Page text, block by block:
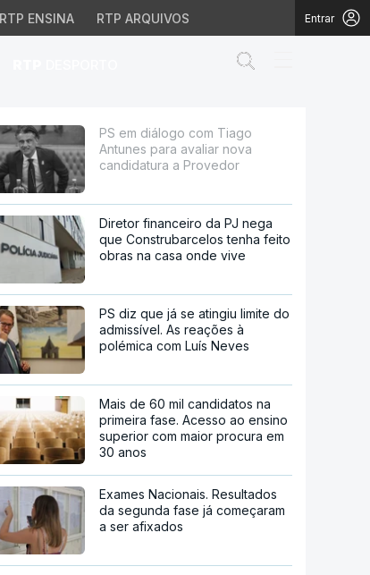
RTP ENSINA RTP ARQUIVOS Entrar
nova candidatura
PS em diálogo com Tiago
Antunes para avaliar nova
candidatura a Provedor
Diretor financeiro da PJ nega
que Construbarcelos tenha feito
obras na casa onde vive
PS diz que já se atingiu limite do
admissível. As reações à
polémica com Luís Neves
Mais de 60 mil candidatos na
primeira fase. Acesso ao ensino
superior com maior procura em
30 anos
Exames Nacionais. Resultados
da segunda fase já começaram
a ser afixados